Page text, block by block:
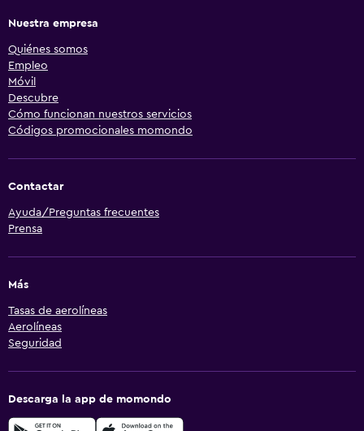
Nuestra empresa
Quiénes somos
Empleo
Móvil
Descubre
Cómo funcionan nuestros servicios
Códigos promocionales momondo
Contactar
Ayuda/Preguntas frecuentes
Prensa
Más
Tasas de aerolíneas
Aerolíneas
Seguridad
Descarga la app de momondo